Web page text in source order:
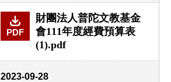
PDF
財團法人普陀文教基金
會111年度經費預算表
(1).pdf
2023-09-28